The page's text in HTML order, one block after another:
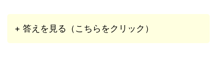
+ 答えを見る（こちらをクリック）